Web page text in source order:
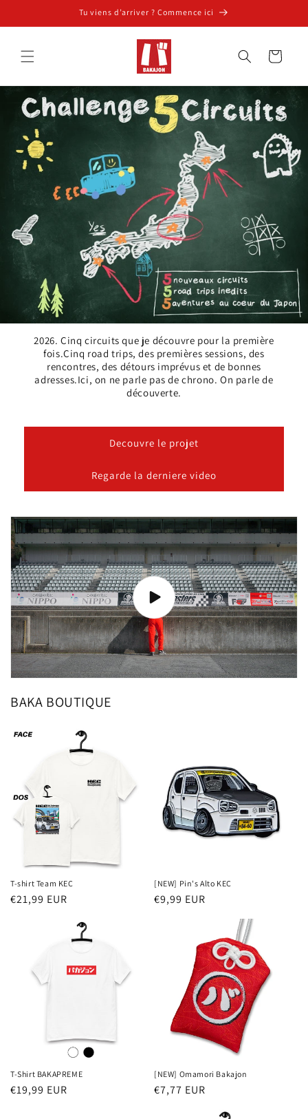
au
Tu viens d’arriver ? Commence ici
Panier
2026. Cinq circuits que je découvre pour la première
fois.Cinq road trips, des premières sessions, des
rencontres, des détours imprévus et de bonnes
adresses.Ici, on ne parle pas de chrono. On parle de
découverte.
Decouvre le projet
Regarde la derniere video
BAKA BOUTIQUE
T-shirt Team KEC
Prix
€21,99 EUR
[NEW] Pin's Alto KEC
Prix
€9,99 EUR
T-Shirt BAKAPREME
Prix
€19,99 EUR
[NEW] Omamori Bakajon
Prix
€7,77 EUR